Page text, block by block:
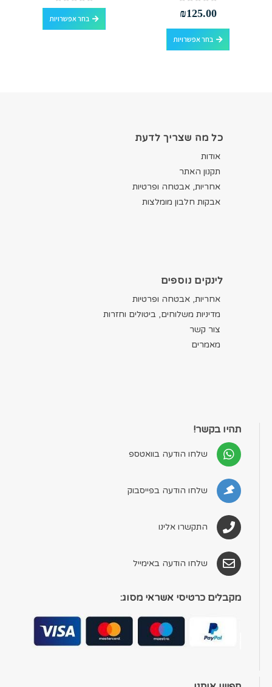
₪125.00
בחר אפשרויות
למוצר זה יש מספר סוגים. ניתן לבחור את האפשרויות בעמוד המוצר
0
out of 5
בחר אפשרויות
למוצר זה יש מספר סוגים. ניתן לבחור את האפשרויות בעמוד המוצר
כל מה שצריך לדעת
אודות
תקנון האתר
אחריות, אבטחה ופרטיות
אבקות חלבון מומלצות
לינקים נוספים
אחריות, אבטחה ופרטיות
מדיניות משלוחים, ביטולים וחזרות
צור קשר
מאמרים
תהיו בקשר!
שלחו הודעה בוואטספ
שלחו הודעה בפייסבוק
התקשרו אלינו
שלחו הודעה באימייל
מקבלים כרטיסי אשראי מסוג: